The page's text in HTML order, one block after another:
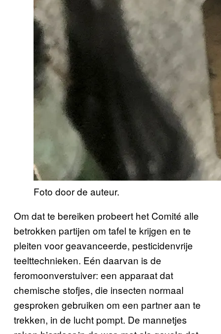
Foto door de auteur.
Om dat te bereiken probeert het Comité alle
betrokken partijen om tafel te krijgen en te
pleiten voor geavanceerde, pesticidenvrije
teelttechnieken. Eén daarvan is de
feromoonverstuiver: een apparaat dat
chemische stofjes, die insecten normaal
gesproken gebruiken om een partner aan te
trekken, in de lucht pompt. De mannetjes